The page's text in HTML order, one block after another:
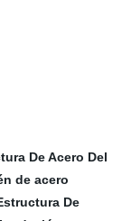
De Acero Del
de acero
De